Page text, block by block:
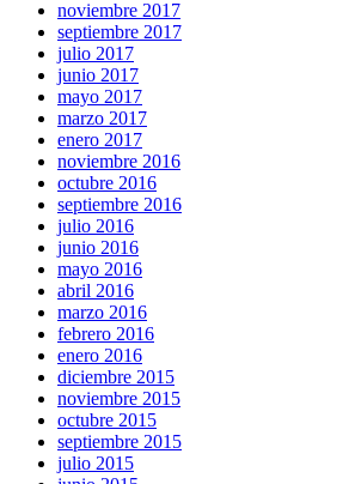
noviembre 2017
septiembre 2017
julio 2017
junio 2017
mayo 2017
marzo 2017
enero 2017
noviembre 2016
octubre 2016
septiembre 2016
julio 2016
junio 2016
mayo 2016
abril 2016
marzo 2016
febrero 2016
enero 2016
diciembre 2015
noviembre 2015
octubre 2015
septiembre 2015
julio 2015